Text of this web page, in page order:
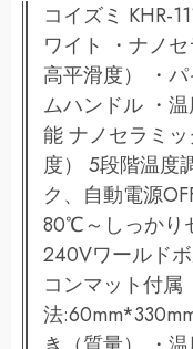
コイズミ KHR-
ワイト ・ナノ
高平滑度） ・
ムハンドル ・
能 ナノセラミ
度） 5段階温度
ク、自動電源
80℃～しっかり
240Vワールド
コンマット付属
法